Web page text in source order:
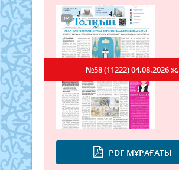
PDF МҰРАҒАТЫ
№58 (11222)04.08.2026 ж.